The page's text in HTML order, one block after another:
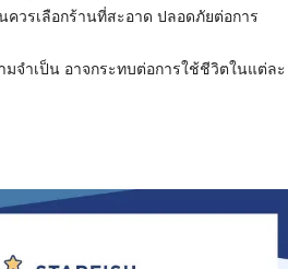
ควรเลือกร้านที่สะอาด ปลอดภัยต่อการ
มจำเป็น อาจกระทบต่อการใช้ชีวิตในแต่ละ